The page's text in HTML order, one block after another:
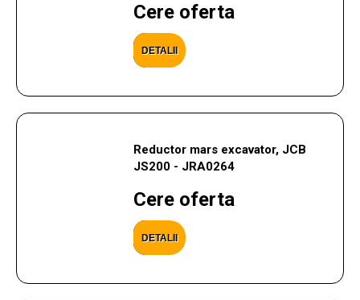
Cere oferta
DETALII
Reductor mars excavator, JCB
JS200 - JRA0264
Cere oferta
DETALII